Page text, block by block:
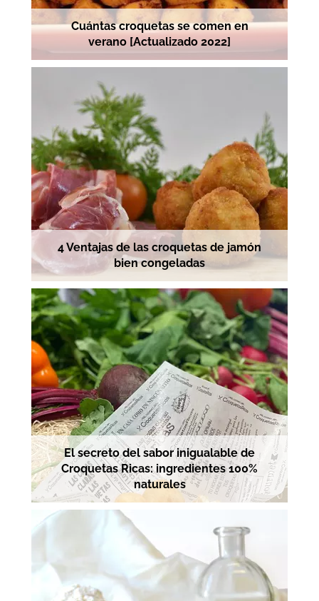
Cuántas croquetas se comen en
verano [Actualizado 2022]
4 Ventajas de las croquetas de jamón
bien congeladas
El secreto del sabor inigualable de
Croquetas Ricas: ingredientes 100%
naturales